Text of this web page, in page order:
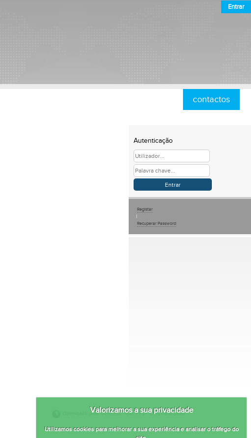
Entrar
contactos
Autenticação
Registar
|
Recuperar Password
Optimizado para 1024x768 | IE10, FX3+, Chrome & Safari
Valorizamos a sua privacidade
Utilizamos cookies para melhorar a sua experiência e analisar o tráfego do